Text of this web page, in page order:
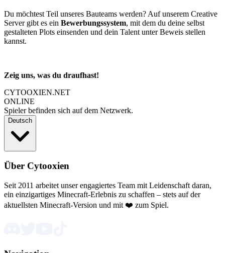
Du möchtest Teil unseres Bauteams werden? Auf unserem Creative
Server gibt es ein Bewerbungssystem, mit dem du deine selbst
gestalteten Plots einsenden und dein Talent unter Beweis stellen
kannst.
Zeig uns, was du draufhast!
CYTOOXIEN.NET
ONLINE
Spieler befinden sich auf dem Netzwerk.
Deutsch
Über Cytooxien
Seit 2011 arbeitet unser engagiertes Team mit Leidenschaft daran,
ein einzigartiges Minecraft-Erlebnis zu schaffen – stets auf der
aktuellsten Minecraft-Version und mit ❤️ zum Spiel.